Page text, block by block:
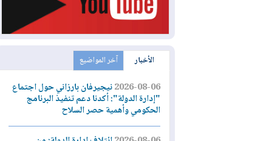
الأخبار آخر المواضيع
2026-08-06نيجيرفان بارزاني حول اجتماع
"إدارة الدولة": أكدنا دعم تنفيذ البرنامج
الحكومي وأهمية حصر السلاح